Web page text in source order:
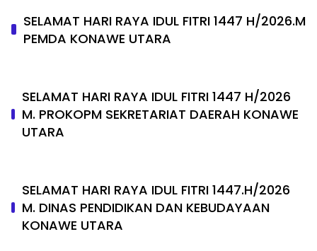
SELAMAT HARI RAYA IDUL FITRI 1447 H/2026.M
PEMDA KONAWE UTARA
SELAMAT HARI RAYA IDUL FITRI 1447 H/2026
M. PROKOPM SEKRETARIAT DAERAH KONAWE
UTARA
SELAMAT HARI RAYA IDUL FITRI 1447.H/2026
M. DINAS PENDIDIKAN DAN KEBUDAYAAN
KONAWE UTARA